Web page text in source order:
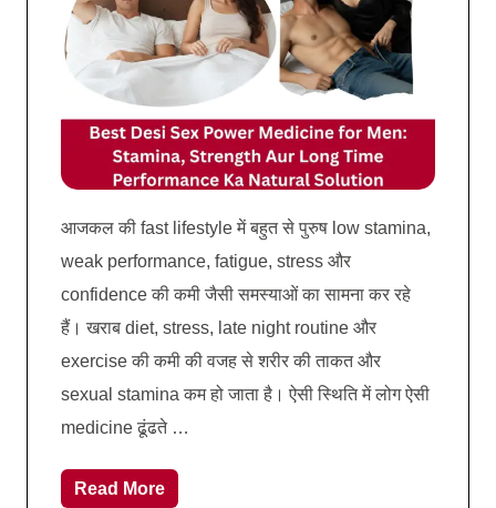
आजकल की fast lifestyle में बहुत से पुरुष low stamina,
weak performance, fatigue, stress और
confidence की कमी जैसी समस्याओं का सामना कर रहे
हैं। खराब diet, stress, late night routine और
exercise की कमी की वजह से शरीर की ताकत और
sexual stamina कम हो जाता है। ऐसी स्थिति में लोग ऐसी
medicine ढूंढते …
Read More